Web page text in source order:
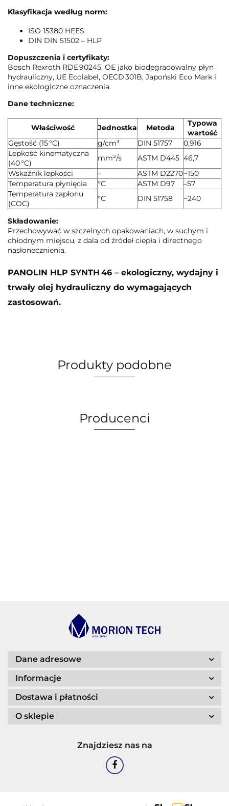
Klasyfikacja według norm:
ISO 15380 HEES
DIN DIN 51502 – HLP
Dopuszczenia i certyfikaty:
Bosch Rexroth RDE 90245, OE jako biodegradowalny płyn
hydrauliczny, UE Ecolabel, OECD 301B, Japoński Eco Mark i
inne ekologiczne oznaczenia.
Dane techniczne:
Właściwość Jednostka Metoda
Typowa
wartość
Gęstość (15 °C)
g/cm³ DIN 51757
0,916
Lepkość kinematyczna
(40 °C)
mm²/s ASTM D445 46,7
Wskaźnik lepkości
– ASTM D2270~150
Temperatura płynięcia
°C ASTM D97
–57
Temperatura zapłonu
(COC)
°C DIN 51758 ~240
Składowanie:
Przechowywać w szczelnych opakowaniach, w suchym i
chłodnym miejscu, z dala od źródeł ciepła i directnego
nasłonecznienia.
PANOLIN HLP SYNTH 46 – ekologiczny, wydajny i
trwały olej hydrauliczny do wymagających
zastosowań.
Produkty podobne
Producenci
Dane adresowe
Informacje
Dostawa i płatności
O sklepie
Znajdziesz nas na